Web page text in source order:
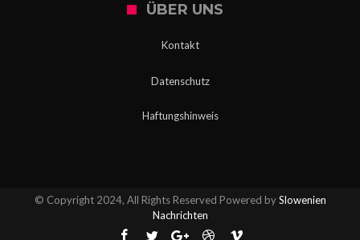
ÜBER UNS
Kontakt
Datenschutz
Haftungshinweis
© Copyright 2024, All Rights Reserved Powered bySlowenien
Nachrichten